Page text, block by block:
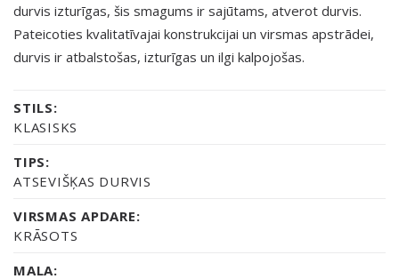
durvis izturīgas, šis smagums ir sajūtams, atverot durvis.
Pateicoties kvalitatīvajai konstrukcijai un virsmas apstrādei,
durvis ir atbalstošas, izturīgas un ilgi kalpojošas.
STILS:
KLASISKS
TIPS:
ATSEVIŠĶAS DURVIS
VIRSMAS APDARE:
KRĀSOTS
MALA: